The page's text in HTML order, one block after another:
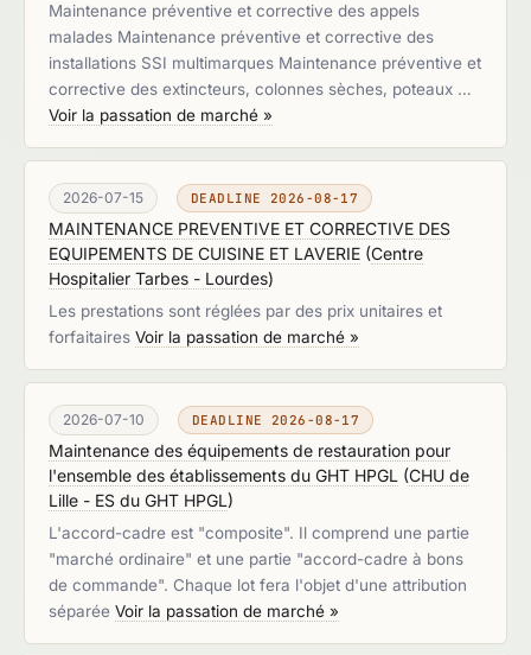
Maintenance préventive et corrective des appels
malades Maintenance préventive et corrective des
installations SSI multimarques Maintenance préventive et
corrective des extincteurs, colonnes sèches, poteaux …
Voir la passation de marché »
2026-07-15 DEADLINE 2026-08-17
MAINTENANCE PREVENTIVE ET CORRECTIVE DES
EQUIPEMENTS DE CUISINE ET LAVERIE (Centre
Hospitalier Tarbes - Lourdes)
Les prestations sont réglées par des prix unitaires et
forfaitaires Voir la passation de marché »
2026-07-10 DEADLINE 2026-08-17
Maintenance des équipements de restauration pour
l'ensemble des établissements du GHT HPGL (CHU de
Lille - ES du GHT HPGL)
L'accord-cadre est "composite". Il comprend une partie
"marché ordinaire" et une partie "accord-cadre à bons
de commande". Chaque lot fera l'objet d'une attribution
séparée Voir la passation de marché »